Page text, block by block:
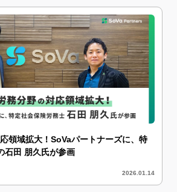
領域拡大！SoVaパートナーズに、特
石田 朋久氏が参画
2026.01.14